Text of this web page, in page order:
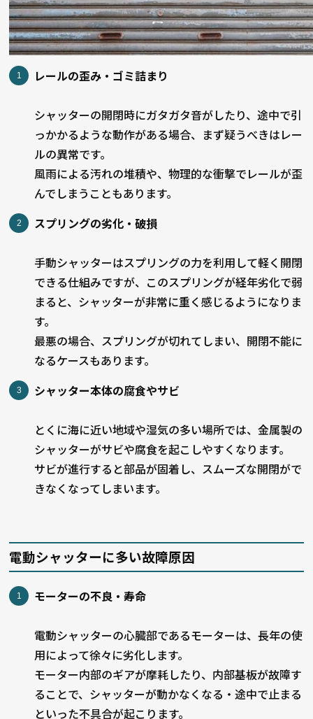
レールの歪み・ゴミ詰まり
シャッターの開閉時にガタガタ音がしたり、途中で引
っかかるような動作がある場合、まず疑うべきはレー
ルの異常です。
風雨による汚れの堆積や、物理的な衝撃でレールが歪
んでしまうこともあります。
スプリングの劣化・破損
手動シャッターはスプリングの力を利用して軽く開閉
できる仕組みですが、このスプリングが経年劣化で弱
まると、シャッターが非常に重く感じるようになりま
す。
最悪の場合、スプリングが切れてしまい、開閉不能に
なるケースもあります。
シャッター本体の腐食やサビ
とくに海に近い地域や湿気の多い場所では、金属製の
シャッターがサビや腐食を起こしやすくなります。
サビが進行すると部品が固着し、スムーズな開閉がで
きなくなってしまいます。
電動シャッターに多い故障原因
モーターの不良・寿命
電動シャッターの心臓部であるモーターは、長年の使
用によって徐々に劣化します。
モーター内部のギアが摩耗したり、内部基板が故障す
ることで、シャッターが動かなくなる・途中で止まる
といった不具合が起こります。